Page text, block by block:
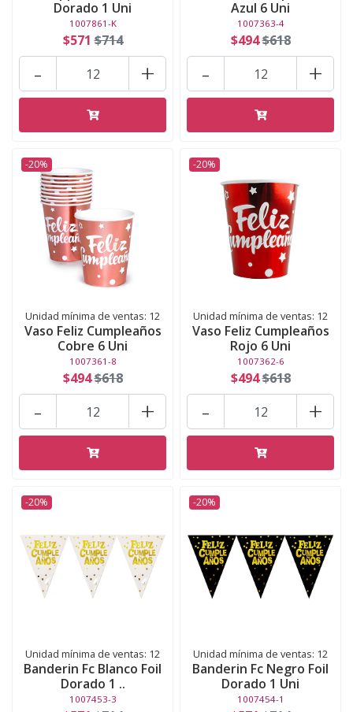
Dorado 1 Uni
1007861-K
$571 $714
+
-
Azul 6 Uni
1007363-4
$494$618
+
-
-20%
Unidad mínima de ventas: 12
Vaso Feliz Cumpleaños
Cobre 6 Uni
1007361-8
$494$618
+
-
-20%
Unidad mínima de ventas: 12
Vaso Feliz Cumpleaños
Rojo 6 Uni
1007362-6
$494$618
+
-
-20%
Unidad mínima de ventas: 12
Banderin Fc Blanco Foil
Dorado 1 ..
1007453-3
-20%
Unidad mínima de ventas: 12
Banderin Fc Negro Foil
Dorado 1 Uni
1007454-1